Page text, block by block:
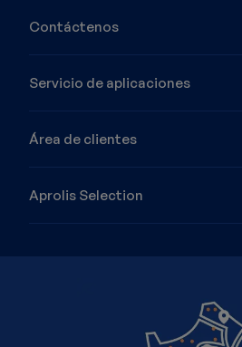
Contáctenos
Servicio de aplicaciones
Área de clientes
Aprolis Selection